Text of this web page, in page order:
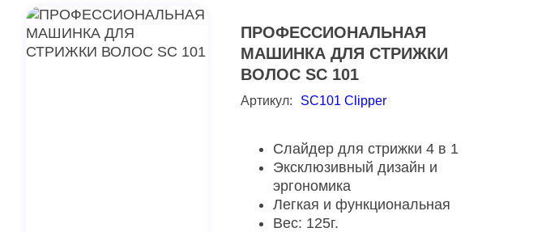
ПРОФЕССИОНАЛЬНАЯ
МАШИНКА ДЛЯ СТРИЖКИ
ВОЛОС SC 101
Артикул: SC101 Clipper
Слайдер для стрижки 4 в 1
Эксклюзивный дизайн и
эргономика
Легкая и функциональная
Вес: 125г.